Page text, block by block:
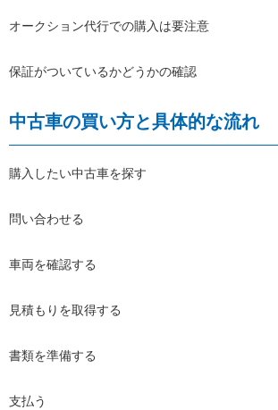
オークション代行での購入は要注意
保証がついているかどうかの確認
中古車の買い方と具体的な流れ
購入したい中古車を探す
問い合わせる
車両を確認する
見積もりを取得する
書類を準備する
支払う